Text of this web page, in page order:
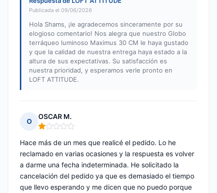
Publicada el 09/06/2026
Hola Shams, ¡le agradecemos sinceramente por su
elogioso comentario! Nos alegra que nuestro Globo
terráqueo luminoso Maximus 30 CM le haya gustado
y que la calidad de nuestra entrega haya estado a la
altura de sus expectativas. Su satisfacción es
nuestra prioridad, y esperamos verle pronto en
LOFT ATTITUDE.
O
OSCAR M.
Nota: 1 de 5
Hace más de un mes que realicé el pedido. Lo he
reclamado en varias ocasiones y la respuesta es volver
a darme una fecha indeterminada. He solicitado la
cancelación del pedido ya que es demasiado el tiempo
que llevo esperando y me dicen que no puedo porque